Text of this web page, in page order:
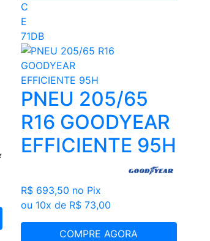
C
E
71DB
PNEU 205/65
R16 GOODYEAR
EFFICIENTE 95H
R$ 693,50 no Pix
ou 10x de R$ 73,00
COMPRE AGORA